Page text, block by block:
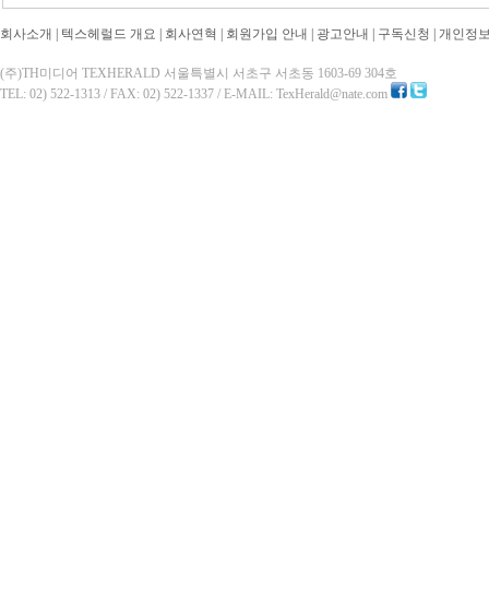
회사소개 텍스헤럴드 개요 회사연혁 회원가입 안내 광고안내 구독신청 개인정
(주)TH미디어 TEXHERALD 서울특별시 서초구 서초동 1603-69 304호
TEL: 02) 522-1313 / FAX: 02) 522-1337 / E-MAIL: TexHerald@nate.com